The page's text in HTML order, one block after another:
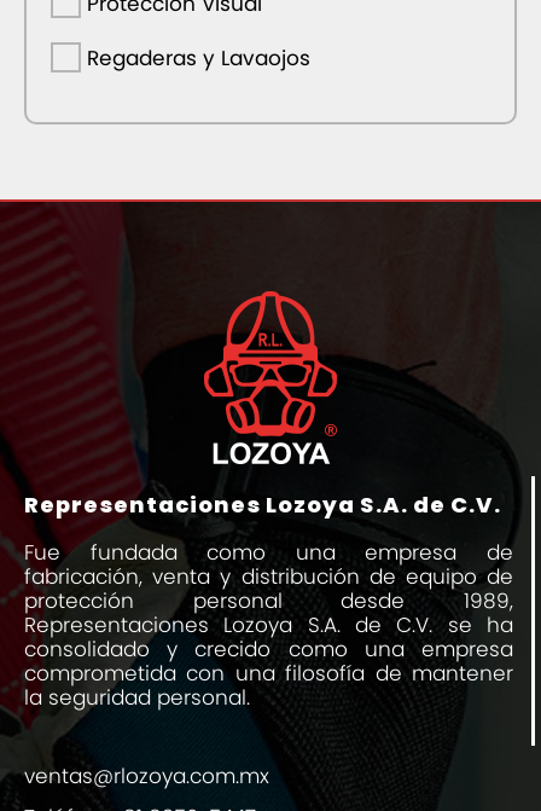
Regaderas y Lavaojos
Representaciones Lozoya S.A. de C.V.
Fue fundada como una empresa de
fabricación, venta y distribución de equipo de
protección personal desde 1989,
Representaciones Lozoya S.A. de C.V. se ha
consolidado y crecido como una empresa
comprometida con una filosofía de mantener
la seguridad personal.
ventas@rlozoya.com.mx